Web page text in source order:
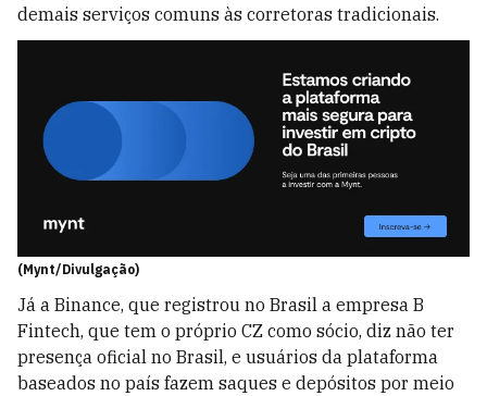
demais serviços comuns às corretoras tradicionais.
(Mynt/Divulgação)
Já a Binance, que registrou no Brasil a empresa B
Fintech, que tem o próprio CZ como sócio, diz não ter
presença oficial no Brasil, e usuários da plataforma
baseados no país fazem saques e depósitos por meio